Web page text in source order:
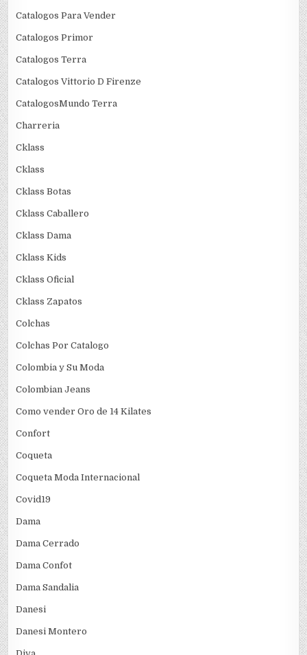
Catalogos Para Vender
Catalogos Primor
Catalogos Terra
Catalogos Vittorio D Firenze
CatalogosMundo Terra
Charreria
Cklass
Cklass
Cklass Botas
Cklass Caballero
Cklass Dama
Cklass Kids
Cklass Oficial
Cklass Zapatos
Colchas
Colchas Por Catalogo
Colombia y Su Moda
Colombian Jeans
Como vender Oro de 14 Kilates
Confort
Coqueta
Coqueta Moda Internacional
Covid19
Dama
Dama Cerrado
Dama Confot
Dama Sandalia
Danesi
Danesi Montero